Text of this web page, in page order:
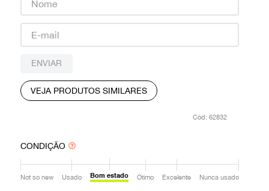
ENVIAR
VEJA PRODUTOS SIMILARES
: 62832
CONDIÇÃO
Not so new Usado Bom estado Ótimo Excelente Nunca usado
burberry
louis vuitton
prada